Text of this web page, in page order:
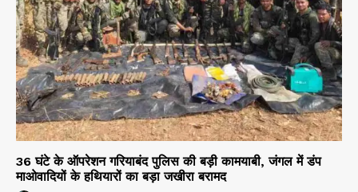
36 घंटे के ऑपरेशन गरियाबंद पुलिस की बड़ी कामयाबी, जंगल में डंप
माओवादियों के हथियारों का बड़ा जखीरा बरामद